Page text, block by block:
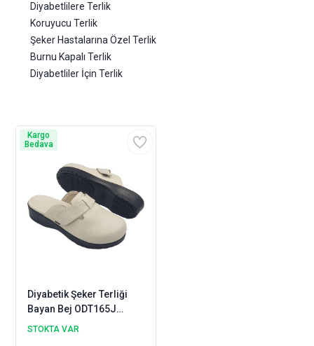
Diyabetlilere Terlik
Koruyucu Terlik
Şeker Hastalarına Özel Terlik
Burnu Kapalı Terlik
Diyabetliler İçin Terlik
Diyabetik Şeker Terliği
Bayan Bej ODT165J
(Ortopedik ve Deri)
STOKTA VAR
Kargo
Bedava